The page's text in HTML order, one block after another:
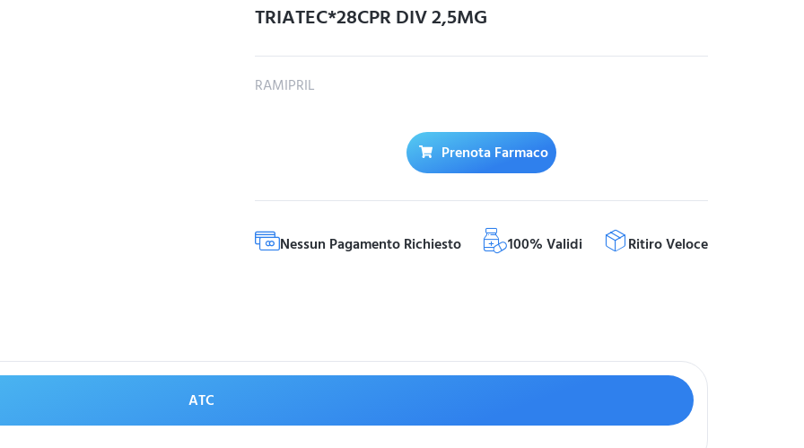
TRIATEC*28CPR DIV 2,5MG
RAMIPRIL
Prenota Farmaco
Nessun Pagamento Richiesto 100% Validi Ritiro Veloce
ATC